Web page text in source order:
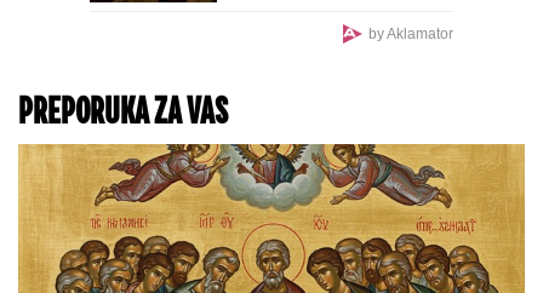
pakao, ove reč i danas joj
odzvanjaju u ušima:by Aklamator
PREPORUKA ZA VAS